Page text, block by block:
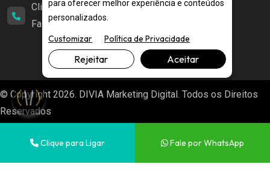
Clique para Ligar |
Fale por WhatsApp
© Copyright 2026. DIVIA Marketing Digital. Todos os Direitos
Reservados
Clique para Ligar Fale por WhatsApp
para oferecer melhor experiência e conteúdos
personalizados.
Customizar Política de Privacidade
Rejeitar Aceitar